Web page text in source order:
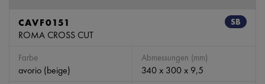
SB
CAVF0151
ROMA CROSS CUT
Farbe
avorio (beige)
Abmessungen (mm)
340 x 300 x 9,5